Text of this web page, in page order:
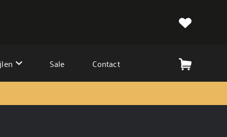
Sale Contact